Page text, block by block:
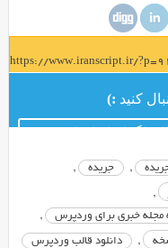
https://www.iranscript.ir/
کنید :)
, جریده ,
,
مجله خبری برای وردپرس ,
, دانلود قالب وردپرس